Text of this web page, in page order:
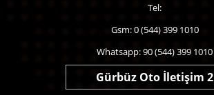
Tel:
Gsm: 0 (544) 399 1010
Whatsapp: 90 (544) 399 1010
Gürbüz Oto İletişim 2